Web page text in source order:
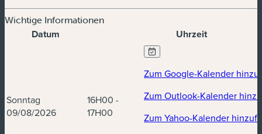
Wichtige Informationen
Datum Uhrzeit
Sonntag
09/08/2026
16H00 -
17H00
Zum Google-Kalender
Zum Outlook-Kalender
Zum Yahoo-Kalender